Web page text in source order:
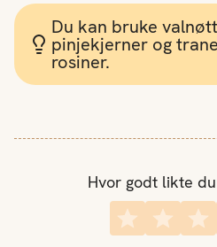
Du kan bruke
pinjekjerner og
rosiner.
Hvor godt likte